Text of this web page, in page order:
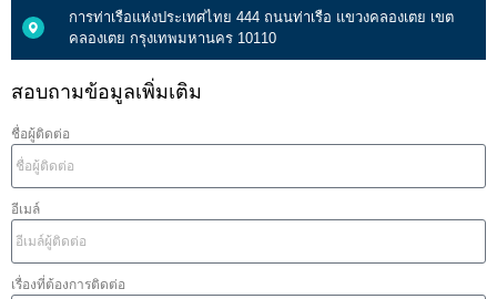
การท่าเรือแห่งประเทศไทย 444 ถนนท่าเรือ แขวงคลองเตย เขต
คลองเตย กรุงเทพมหานคร 10110
สอบถามข้อมูลเพิ่มเติม
ชื่อผู้ติดต่อ
อีเมล์
เรื่องที่ต้องการติดต่อ